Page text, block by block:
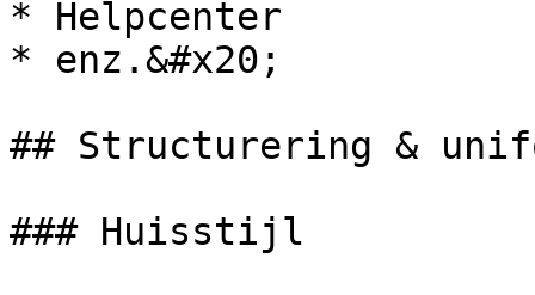
* Helpcenter
* enz.&#x20;
## Structurering &
### Huisstijl